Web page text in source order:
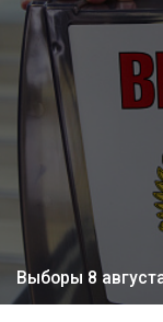
Выборы 8